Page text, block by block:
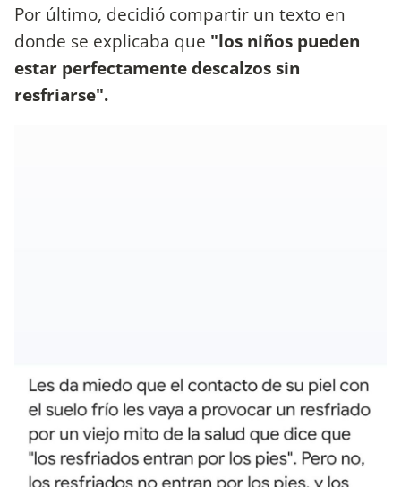
Por último, decidió compartir un texto en
donde se explicaba que "los niños pueden
estar perfectamente descalzos sin
resfriarse".